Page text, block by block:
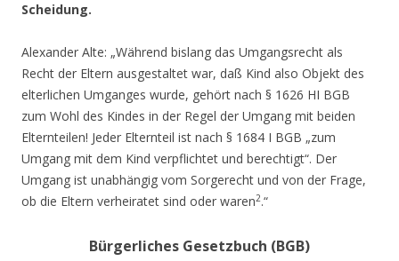
Scheidung.
Alexander Alte: „Während bislang das Umgangsrecht als
Recht der Eltern ausgestaltet war, daß Kind also Objekt des
elterlichen Umganges wurde, gehört nach § 1626 HI BGB
zum Wohl des Kindes in der Regel der Umgang mit beiden
Elternteilen! Jeder Elternteil ist nach § 1684 I BGB „zum
Umgang mit dem Kind verpflichtet und berechtigt“. Der
Umgang ist unabhängig vom Sorgerecht und von der Frage,
ob die Eltern verheiratet sind oder waren2.“
Bürgerliches Gesetzbuch (BGB)